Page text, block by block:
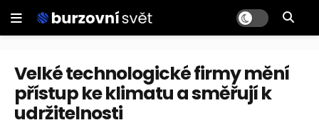
Velké technologické firmy mění
přístup ke klimatu a směřují k
udržitelnosti